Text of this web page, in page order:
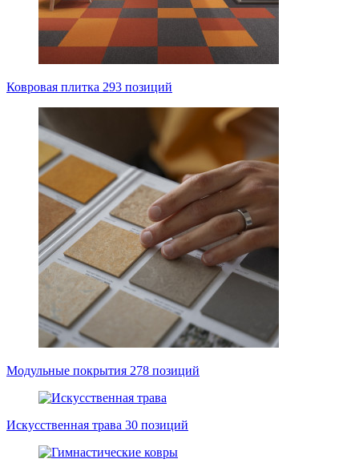
Ковровая плитка 293 позиций
Модульные покрытия 278 позиций
Искусственная трава 30 позиций